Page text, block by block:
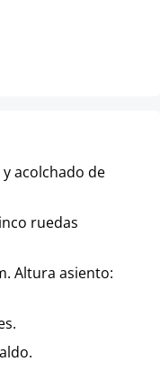
acolchado de
ruedas
Altura asiento: